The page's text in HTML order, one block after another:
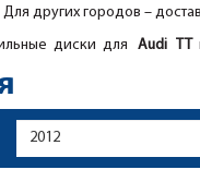
других городов –
диски для
Audi TT